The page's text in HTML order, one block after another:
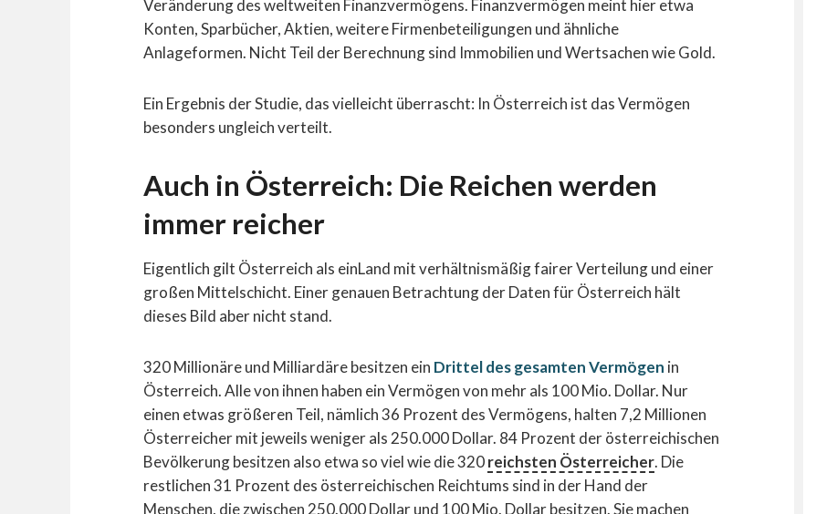
Veränderung des weltweiten Finanzvermögens. Finanzvermögen meint hier etwa
Konten, Sparbücher, Aktien, weitere Firmenbeteiligungen und ähnliche
Anlageformen. Nicht Teil der Berechnung sind Immobilien und Wertsachen wie Gold.
Ein Ergebnis der Studie, das vielleicht überrascht: In Österreich ist das Vermögen
besonders ungleich verteilt.
Auch in Österreich: Die Reichen werden
immer reicher
Eigentlich gilt Österreich als einLand mit verhältnismäßig fairer Verteilung und einer
großen Mittelschicht. Einer genauen Betrachtung der Daten für Österreich hält
dieses Bild aber nicht stand.
320 Millionäre und Milliardäre besitzen ein Drittel des gesamten Vermögen in
Österreich. Alle von ihnen haben ein Vermögen von mehr als 100 Mio. Dollar. Nur
einen etwas größeren Teil, nämlich 36 Prozent des Vermögens, halten 7,2 Millionen
Österreicher mit jeweils weniger als 250.000 Dollar. 84 Prozent der österreichischen
Bevölkerung besitzen also etwa so viel wie die 320reichsten Österreicher. Die
restlichen 31 Prozent des österreichischen Reichtums sind in der Hand der
Menschen, die zwischen 250.000 Dollar und 100 Mio. Dollar besitzen. Sie machen